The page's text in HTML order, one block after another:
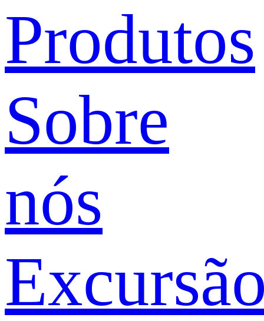
Produtos
Sobre
nós